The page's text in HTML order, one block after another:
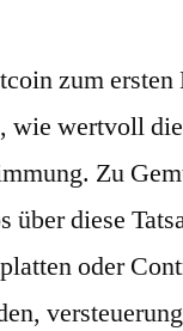
zum
wie wertvoll
Zu
über diese
oder